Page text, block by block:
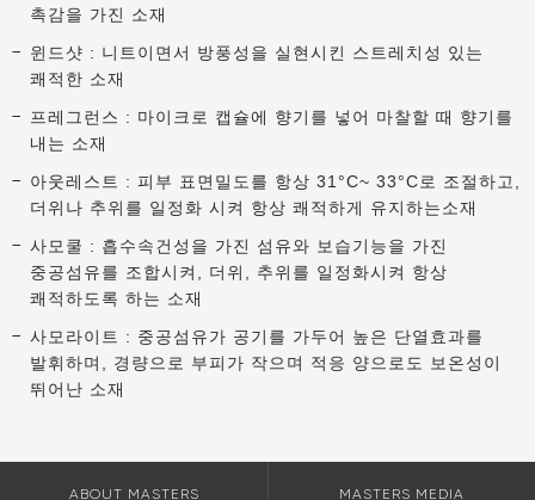
촉감을 가진 소재
윈드샷 : 니트이면서 방풍성을 실현시킨 스트레치성 있는
쾌적한 소재
프레그런스 : 마이크로 캡슐에 향기를 넣어 마찰할 때 향기를
내는 소재
아웃레스트 : 피부 표면밀도를 항상 31°C~ 33°C로 조절하고,
더위나 추위를 일정화 시켜 항상 쾌적하게 유지하는소재
사모쿨 : 흡수속건성을 가진 섬유와 보습기능을 가진
중공섬유를 조합시켜, 더위, 추위를 일정화시켜 항상
쾌적하도록 하는 소재
사모라이트 : 중공섬유가 공기를 가두어 높은 단열효과를
발휘하며, 경량으로 부피가 작으며 적응 양으로도 보온성이
뛰어난 소재
ABOUT MASTERS MASTERS MEDIA